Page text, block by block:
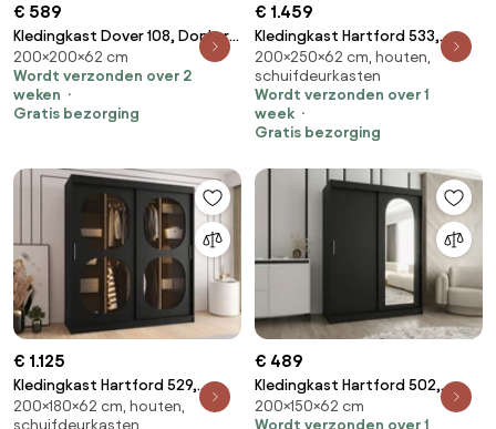
€ 589
Kledingkast Dover 108, Donker
essen, 200x200x62cm, 174 kg,
Kledingkast deuren: Schuivend,
Aantal planken: 9, Aantal
planken: 9
200×200×62 cm
Wordt verzonden over 2
weken
Gratis bezorging
€ 1.459
Kledingkast Hartford 533,
Zwart, 200x250x62cm, 221 kg,
Kledingkast deuren: Schuivend,
Aantal planken: 5, Aantal
planken: 5
200×250×62 cm, houten,
schuifdeurkasten
Wordt verzonden over 1
week
Gratis bezorging
€ 1.125
Kledingkast Hartford 529,
Zwart, 200x180x62cm, 154.4
200×180×62 cm, houten,
schuifdeurkasten
€ 489
Kledingkast Hartford 502,
Zwart, 200x150x62cm, 125 kg,
200×150×62 cm
Wordt verzonden over 1